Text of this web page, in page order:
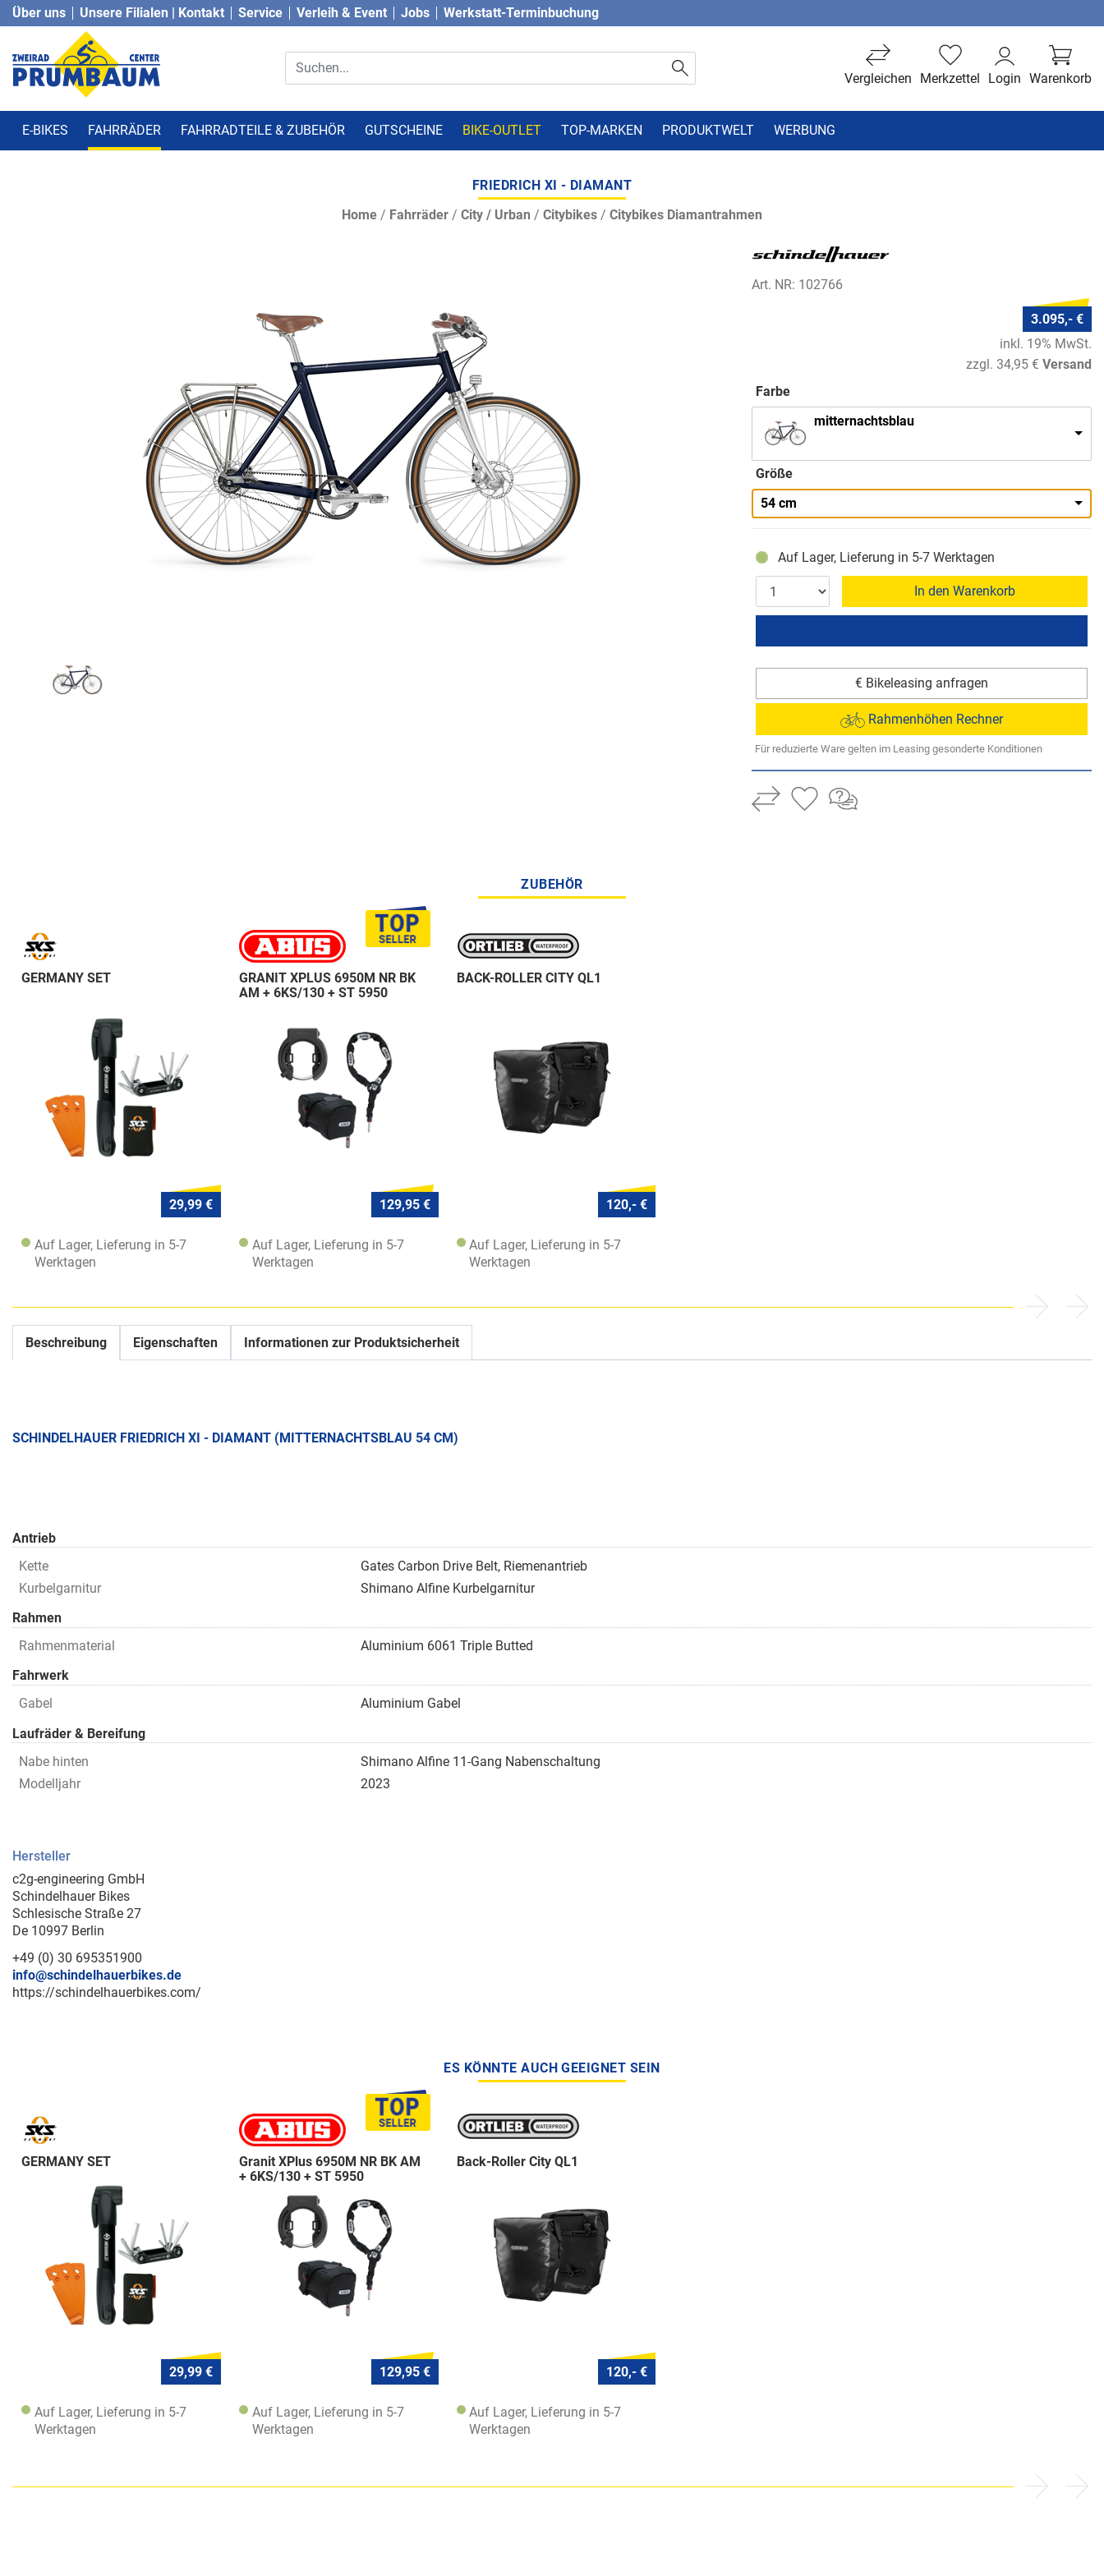
Über uns Unsere Filialen | Kontakt Service Verleih & Event Jobs Werkstatt-Terminbuchung
Warenkorb
Login
Merkzettel
Vergleichen
E-BIKES FAHRRÄDER FAHRRADTEILE & ZUBEHÖR GUTSCHEINE BIKE-OUTLET TOP-MARKEN PRODUKTWELT WERBUNG
FRIEDRICH XI - DIAMANT
Home / Fahrräder / City / Urban / Citybikes / Citybikes Diamantrahmen
Art. NR: 102766
3.095,- €
inkl. 19% MwSt.
zzgl. 34,95 € Versand
Farbe
mitternachtsblau
Größe
54 cm
Auf Lager, Lieferung in 5-7 Werktagen
In den Warenkorb
€ Bikeleasing anfragen
Rahmenhöhen Rechner
Für reduzierte Ware gelten im Leasing gesonderte Konditionen
ZUBEHÖR
GERMANY SET
29,99 €
Auf Lager, Lieferung in 5-7
Werktagen
GRANIT XPLUS 6950M NR BK
AM + 6KS/130 + ST 5950
129,95 €
Auf Lager, Lieferung in 5-7
Werktagen
BACK-ROLLER CITY QL1
120,- €
Auf Lager, Lieferung in 5-7
Werktagen
Beschreibung Eigenschaften Informationen zur Produktsicherheit
SCHINDELHAUER FRIEDRICH XI - DIAMANT (MITTERNACHTSBLAU 54 CM)
Antrieb
Kette
Gates Carbon Drive Belt, Riemenantrieb
Kurbelgarnitur
Shimano Alfine Kurbelgarnitur
Rahmen
Rahmenmaterial
Aluminium 6061 Triple Butted
Fahrwerk
Gabel
Aluminium Gabel
Laufräder & Bereifung
Nabe hinten
Shimano Alfine 11-Gang Nabenschaltung
Modelljahr
2023
Hersteller
c2g-engineering GmbH
Schindelhauer Bikes
Schlesische Straße 27
De 10997 Berlin
+49 (0) 30 695351900
info@schindelhauerbikes.de
https://schindelhauerbikes.com/
ES KÖNNTE AUCH GEEIGNET SEIN
GERMANY SET
29,99 €
Auf Lager, Lieferung in 5-7
Werktagen
Granit XPlus 6950M NR BK AM
+ 6KS/130 + ST 5950
129,95 €
Auf Lager, Lieferung in 5-7
Werktagen
Back-Roller City QL1
120,- €
Auf Lager, Lieferung in 5-7
Werktagen